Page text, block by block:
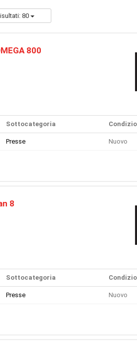
80
800
Sottocategoria
Presse Nuovo
8
Sottocategoria
Presse Nuovo